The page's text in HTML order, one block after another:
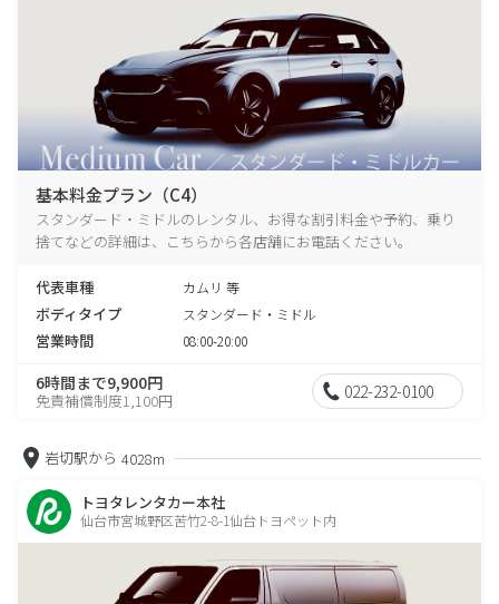
基本料金プラン（C4）
スタンダード・ミドルのレンタル、お得な割引料金や予約、乗り
捨てなどの詳細は、こちらから各店舗にお電話ください。
代表車種 カムリ 等
ボディタイプ スタンダード・ミドル
営業時間 08:00-20:00
6時間まで9,900円
免責補償制度1,100円 022-232-0100
岩切駅から 4028m
トヨタレンタカー本社
仙台市宮城野区苦竹2-8-1仙台トヨペット内